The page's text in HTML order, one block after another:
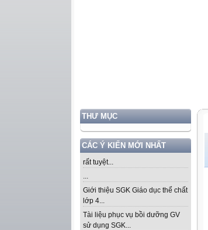
THƯ MỤC
CÁC Ý KIẾN MỚI NHẤT
rất tuyệt...
...
Giới thiệu SGK Giáo dục thể chất
lớp 4...
Tài liệu phục vụ bồi dưỡng GV
sử dụng SGK...